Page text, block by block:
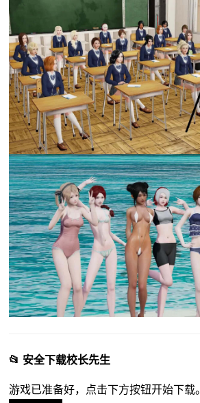
📂 安全下载校长先生
游戏已准备好，点击下方按钮开始下载。